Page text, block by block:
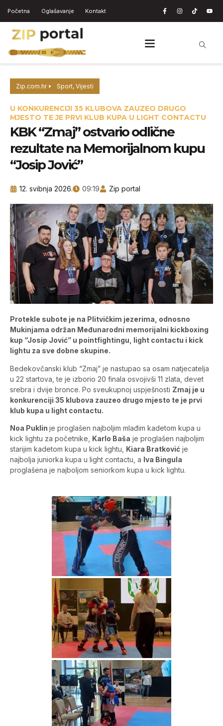
Početna Oglašavanje Kontakt
Zip.com.hr Sport, Vijesti
U KONKURENCIJI 35 KLUBOVA ZAUZEO DRUGO
MJESTO TE JE PRVI KLUB KUPA U LIGHT CONTACTU
KBK “Zmaj” ostvario odlične
rezultate na Memorijalnom kupu
“Josip Jović”
12. svibnja 2026. 09:19 Zip portal
Protekle subote je na Plitvičkim jezerima, odnosno
Mukinjama održan Međunarodni memorijalni kickboxing
kup “Josip Jović” u pointfightingu, light contactu i kick
lightu za sve dobne skupine.
Bedekovčanski klub “Zmaj” je nastupao sa osam natjecatelja
u 22 startova, te je izborio 20 finala osvojivši 11 zlata, devet
srebra i dvije bronce. Po sveukupnoj uspješnosti Zmaj je u
konkurenciji 35 klubova zauzeo drugo mjesto te je prvi
klub kupa u light contactu.
Noa Puklin je proglašen najboljim mlađim kadetom kupa u
kick lightu za početnike, Karlo Baša je proglašen najboljim
starijim kadetom kupa u kick lightu, Kiara Bratković je
najbolja juniorka kupa u light contactu, a Iva Bingula
proglašena je najboljom seniorkom kupa u kick lightu.